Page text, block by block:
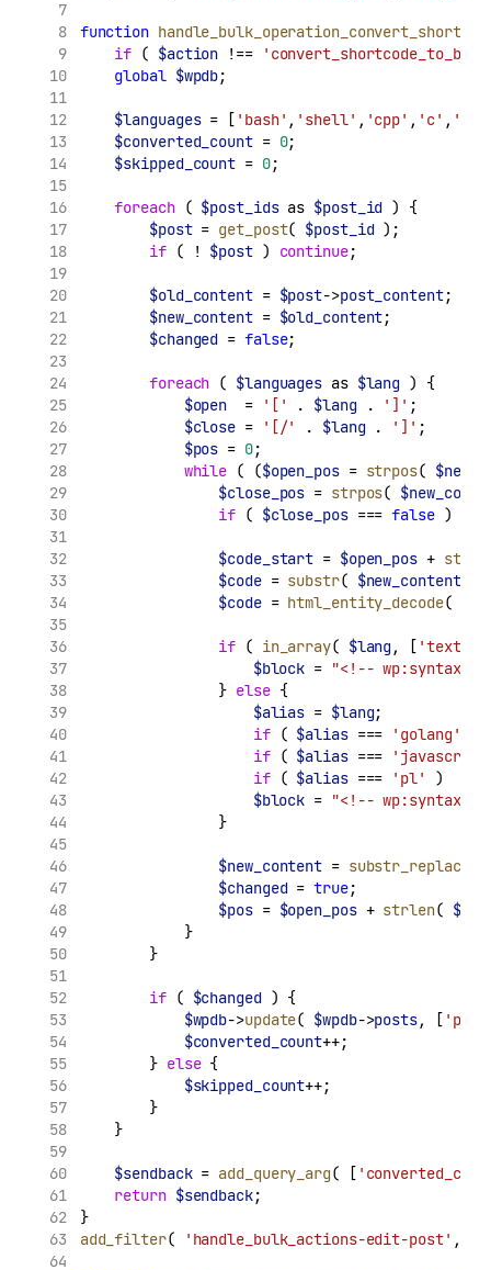
function
if ( $action !==
global $wpdb;
$languages = [ 'bash' , 'shell' , 'cpp' , 'c' ,
$converted_count = 0;
$skipped_count = 0;
foreach ( $post_ids as $post_id ) {
$post = get_post( $post_id );
if ( ! $post ) continue;
$old_content = $post->post_content;
$new_content = $old_content;
$changed = false;
foreach ( $languages as $lang ) {
$open
  =
'[' . $lang . ']' ;
$close = '[/' . $lang . ']' ;
$pos = 0;
while ( ($open_pos = strpos(
$close_pos = strpos(
if ( $close_pos === false )
$code_start = $open_pos +
$code = substr( $new_content
$code = html_entity_decode(
if ( in_array( $lang, [ 'text'
$block = "<!--
                }
else {
$alias = $lang;
if ( $alias === 'golang'
if ( $alias ===
if ( $alias === 'pl'
$block = "<!--
                }
$new_content = substr_replace
$changed = true;
$pos = $open_pos + strlen(
            }
        }
if ( $changed ) {
$wpdb->update( $wpdb->posts, [
$converted_count++;
        }
else {
$skipped_count++;
        }
    }
$sendback = add_query_arg( [
return $sendback;
}
add_filter( 'handle_bulk_actions-edit-post' ,